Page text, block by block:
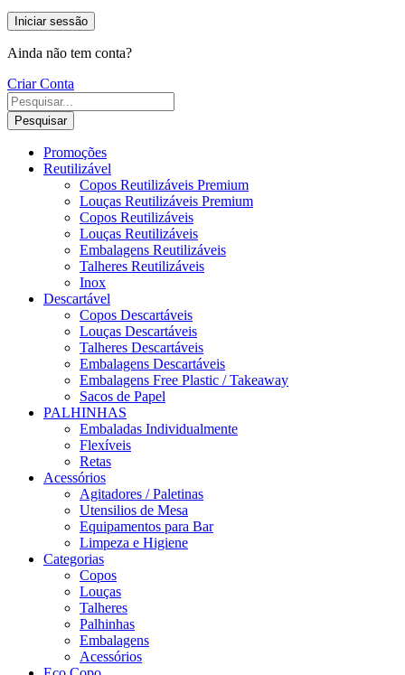
Iniciar sessão
Ainda não tem conta?
Criar Conta
Pesquisar
Promoções
Reutilizável
Copos Reutilizáveis Premium
Louças Reutilizáveis Premium
Copos Reutilizáveis
Louças Reutilizáveis
Embalagens Reutilizáveis
Talheres Reutilizáveis
Inox
Descartável
Copos Descartáveis
Louças Descartáveis
Talheres Descartáveis
Embalagens Descartáveis
Embalagens Free Plastic / Takeaway
Sacos de Papel
PALHINHAS
Embaladas Individualmente
Flexíveis
Retas
Acessórios
Agitadores / Paletinas
Utensilios de Mesa
Equipamentos para Bar
Limpeza e Higiene
Categorias
Copos
Louças
Talheres
Palhinhas
Embalagens
Acessórios